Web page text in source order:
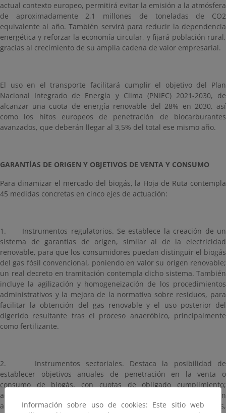
actual contexto europeo, permitirá evitar la emisión a la atmósfera
de aproximadamente 2,1 millones de toneladas de CO2
equivalente al año. También servirá para reducir la dependencia
energética y reforzar la economía circular, y fijará población rural,
gracias al crecimiento de su amplia cadena de valor empresarial.
El uso en el transporte facilitará cumplir el objetivo del Plan
Nacional Integrado de Energía y Clima (PNIEC) 2021-2030, de
alcanzar una cuota de energía renovable del 28% en 2030, así
como los hitos europeos de penetración de biocarburantes
avanzados, que deberán llegar al 3,5% del total ese mismo año.
GARANTÍAS DE ORIGEN Y OBJETIVOS DE VENTA Y CONSUMO
Para dinamizar el mercado del biogás, la Hoja de Ruta contempla
45 medidas concretas en cinco ejes de actuación:
1.
Instrumentos regulatorios. Se establece la creación de un
sistema de garantías de origen, similar al de la electricidad
renovable, para que los consumidores puedan distinguir el biogás
del gas fósil convencional, poniendo en valor su origen renovable;
un real decreto en tramitación contempla dicho sistema. También
incluye la agilización y homogeneización de los procedimientos
administrativos y la mejora de la normativa sobre residuos, para
facilitar la obtención del gas renovable y el uso posterior del
digerido resultante tras el proceso anaeróbico, principalmente
como fertilizante.
2.
Instrumentos sectoriales. Destaca la posibilidad de
establecer objetivos anuales de penetración en la venta o
consumo de biogás, con cuotas de obligado cumplimiento;
además, se propone fomentar su producción en zonas con
abundante materia prima –donde haya explotaciones ganaderas,
Información sobre uso de cookies: Este sitio web